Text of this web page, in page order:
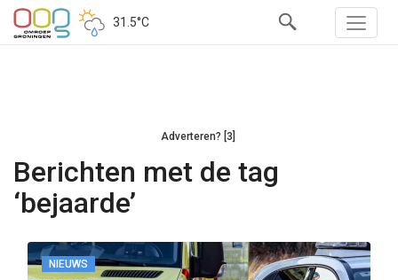
31.5°C
Adverteren? [3]
Berichten met de tag
‘bejaarde’
NIEUWS